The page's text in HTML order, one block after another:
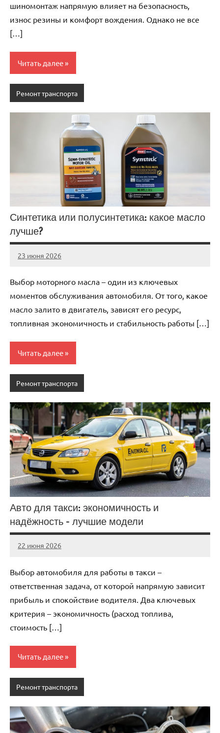
шиномонтаж напрямую влияет на безопасность,
износ резины и комфорт вождения. Однако не все
[…]
Читать далее
Ремонт транспорта
Синтетика или полусинтетика: какое масло
лучше?
23 июня 2026
auto_motorss
Нет
Выбор моторного масла – один из ключевых
моментов обслуживания автомобиля. От того, какое
масло залито в двигатель, зависят его ресурс,
топливная экономичность и стабильность работы […]
Читать далее
Ремонт транспорта
Авто для такси: экономичность и
надёжность – лучшие модели
22 июня 2026
auto_motorss
Нет
Выбор автомобиля для работы в такси –
ответственная задача, от которой напрямую зависит
прибыль и спокойствие водителя. Два ключевых
критерия – экономичность (расход топлива,
стоимость […]
Читать далее
Ремонт транспорта